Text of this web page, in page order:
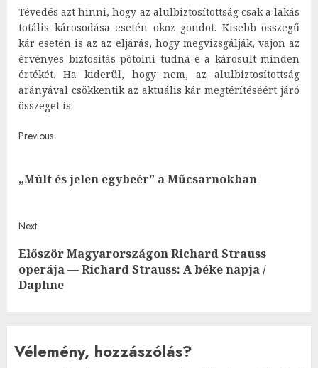
Tévedés azt hinni, hogy az alulbiztosítottság csak a lakás
totális károsodása esetén okoz gondot. Kisebb összegű
kár esetén is az az eljárás, hogy megvizsgálják, vajon az
érvényes biztosítás pótolni tudná-e a károsult minden
értékét. Ha kiderül, hogy nem, az alulbiztosítottság
arányával csökkentik az aktuális kár megtérítéséért járó
összeget is.
Post
navigation
Previous
„Múlt és jelen egybeér” a Műcsarnokban
Next
Next
post:
Először Magyarországon Richard Strauss
operája — Richard Strauss: A béke napja /
Daphne
Vélemény, hozzászólás?